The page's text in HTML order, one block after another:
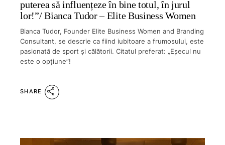
puterea să influențeze în bine totul, în jurul
lor!”/ Bianca Tudor – Elite Business Women
Bianca Tudor, Founder Elite Business Women and Branding
Consultant, se descrie ca fiind iubitoare a frumosului, este
pasionată de sport și călătorii. Citatul preferat: „Eșecul nu
este o opțiune”!
SHARE